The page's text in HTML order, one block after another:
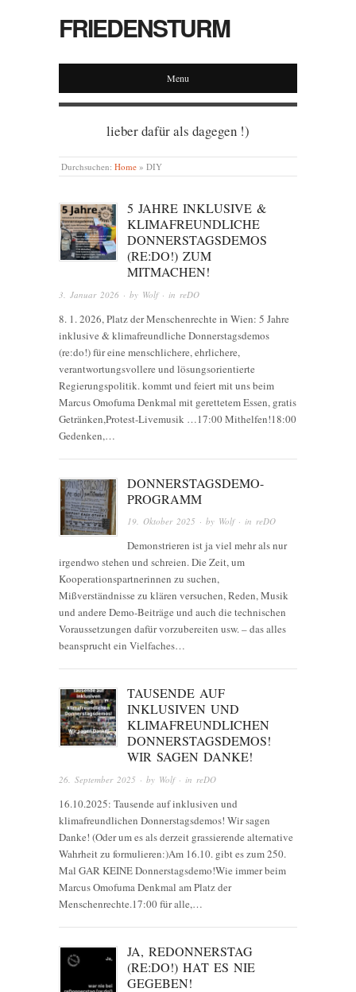
FRIEDENSTURM
Menu
lieber dafür als dagegen !)
Durchsuchen: Home » DIY
5 JAHRE INKLUSIVE &
KLIMAFREUNDLICHE
DONNERSTAGSDEMOS
(RE:DO!) ZUM
MITMACHEN!
3. Januar 2026 · by Wolf· in reDO
8. 1. 2026, Platz der Menschenrechte in Wien: 5 Jahre
inklusive & klimafreundliche Donnerstagsdemos
(re:do!) für eine menschlichere, ehrlichere,
verantwortungsvollere und lösungsorientierte
Regierungspolitik. kommt und feiert mit uns beim
Marcus Omofuma Denkmal mit gerettetem Essen, gratis
Getränken,Protest-Livemusik …17:00 Mithelfen!18:00
Gedenken,…
DONNERSTAGSDEMO-
PROGRAMM
19. Oktober 2025 · by Wolf· inreDO
Demonstrieren ist ja viel mehr als nur
irgendwo stehen und schreien. Die Zeit, um
Kooperationspartnerinnen zu suchen,
Mißverständnisse zu klären versuchen, Reden, Musik
und andere Demo-Beiträge und auch die technischen
Voraussetzungen dafür vorzubereiten usw. – das alles
beansprucht ein Vielfaches…
TAUSENDE AUF
INKLUSIVEN UND
KLIMAFREUNDLICHEN
DONNERSTAGSDEMOS!
WIR SAGEN DANKE!
26. September 2025 · by Wolf· in reDO
16.10.2025: Tausende auf inklusiven und
klimafreundlichen Donnerstagsdemos! Wir sagen
Danke! (Oder um es als derzeit grassierende alternative
Wahrheit zu formulieren:)Am 16.10. gibt es zum 250.
Mal GAR KEINE Donnerstagsdemo!Wie immer beim
Marcus Omofuma Denkmal am Platz der
Menschenrechte.17:00 für alle,…
JA, REDONNERSTAG
(RE:DO!) HAT ES NIE
GEGEBEN!